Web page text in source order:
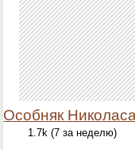
Особняк
1.7k (7 за неделю)